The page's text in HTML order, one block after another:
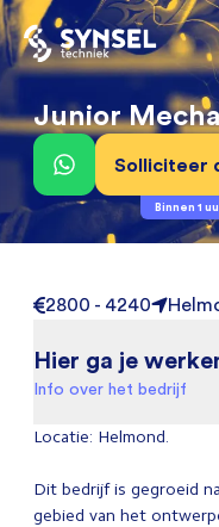
Junior
Solliciteer
Binnen 1
2800 - 4240
Hier ga je
Info over het bedrijf
Locatie: Helmond.
Dit bedrijf is gegroeid
gebied van het